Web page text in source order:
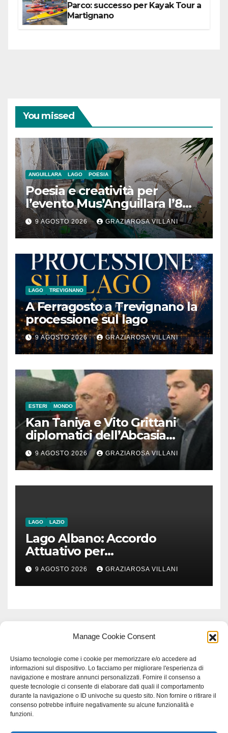
Manage Cookie Consent
Usiamo tecnologie come i cookie per memorizzare e/o accedere ad
informazioni sul dispositivo. Lo facciamo per migliorare l'esperienza di
navigazione e mostrare annunci personalizzati. Fornire il consenso a
queste tecnologie ci consente di elaborare dati quali il comportamento
durante la navigazione o ID univoche su questo sito. Non fornire o ritirare il
consenso potrebbe influire negativamente su alcune funzionalità e
funzioni.
Parco: successo per Kayak Tour a
Martignano
You missed
ANGUILLARA LAGO POESIA
Poesia e creatività per
l’evento Mus’Anguillara l’8
agosto 2026 al Museo
Contadino
9 AGOSTO 2026 GRAZIAROSA VILLANI
LAGO TREVIGNANO
A Ferragosto a Trevignano la
processione sul lago
9 AGOSTO 2026 GRAZIAROSA VILLANI
ESTERI MONDO
Kan Taniya e Vito Grittani
diplomatici dell’Abcasia
contro nota del governo
romeno. “Non si può invocare
la costruzione di ponti e allo
stesso tempo condannare
9 AGOSTO 2026 GRAZIAROSA VILLANI
LAGO LAZIO
Lago Albano: Accordo
Attuativo per
l’interconnessione
acquedottistica da 29,5
milioni di euro
9 AGOSTO 2026 GRAZIAROSA VILLANI